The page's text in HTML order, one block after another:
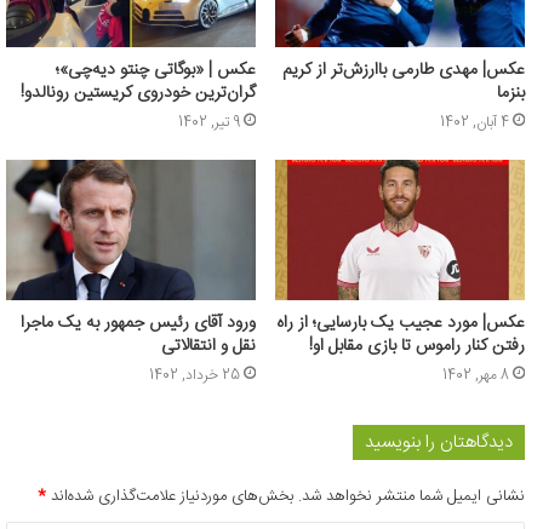
عکس| مهدی طارمی باارزش‌تر از کریم
بنزما
4 آبان, 1402
عکس |‌ «بوگاتی چنتو دیه‌چی»؛
گران‌ترین خودروی کریستین رونالدو!
9 تیر, 1402
عکس| مورد عجیب یک بارسایی؛ از راه
رفتن کنار راموس تا بازی مقابل او!
8 مهر, 1402
ورود آقای رئیس جمهور به یک ماجرا
نقل و انتقالاتی
25 خرداد, 1402
دیدگاهتان را بنویسید
نشانی ایمیل شما منتشر نخواهد شد. بخش‌های موردنیاز علامت‌گذاری شده‌اند*